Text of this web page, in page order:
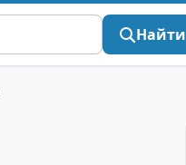
Найти